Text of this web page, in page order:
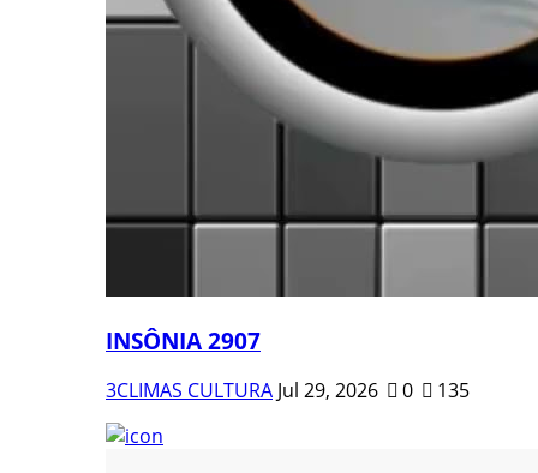
INSÔNIA 2907
3CLIMAS CULTURA Jul 29, 2026 0 135